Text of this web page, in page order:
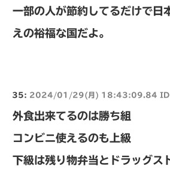
一部の人が節約してるだけで日
えの裕福な国だよ。
35: 2024/01/29(月) 18:43:09.84
外食出来てるのは勝ち組
コンビニ使えるのも上級
下級は残り物弁当とドラッグス